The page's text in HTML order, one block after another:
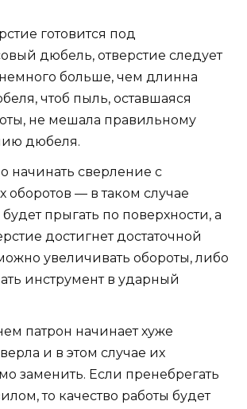
готовится под
дюбель, отверстие следует
больше, чем длинна
чтоб пыль, оставшаяся
не мешала правильному
дюбеля.
начинать сверление с
оборотов — в таком случае
прыгать по поверхности, а
достигнет достаточной
увеличивать обороты, либо
инструмент в ударный
патрон начинает хуже
и в этом случае их
заменить. Если пренебрегать
то качество работы будет